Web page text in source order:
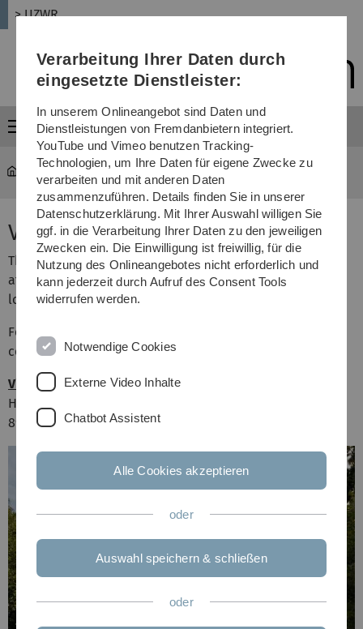
Direkt
Direkt
Direkt
(Sprache,
Drucken,
Media)
Direkt
Direkt
> UZWR
Menü
...
Venue
The Workshop on Resorbable Bone Implants will be held
at Villa Eberhardt in Ulm, Germany. This is the same
location that we had the last times.
Follow the link to find more photos, maps, and some
contact and traveling information:
Villa Eberhardt
Heidenheimer Straße 80
89075 Ulm, Germany
Verarbeitung Ihrer Daten durch
eingesetzte Dienstleister:
In unserem Onlineangebot sind Daten und
Dienstleistungen von Fremdanbietern integriert.
YouTube und Vimeo benutzen Tracking-
Technologien, um Ihre Daten für eigene Zwecke zu
verarbeiten und mit anderen Daten
zusammenzuführen. Details finden Sie in unserer
Datenschutzerklärung. Mit Ihrer Auswahl willigen Sie
ggf. in die Verarbeitung Ihrer Daten zu den jeweiligen
Zwecken ein. Die Einwilligung ist freiwillig, für die
Nutzung des Onlineangebotes nicht erforderlich und
kann jederzeit durch Aufruf des Consent Tools
widerrufen werden.
Notwendige Cookies
Externe Video Inhalte
Chatbot Assistent
Alle Cookies akzeptieren
oder
Auswahl speichern & schließen
oder